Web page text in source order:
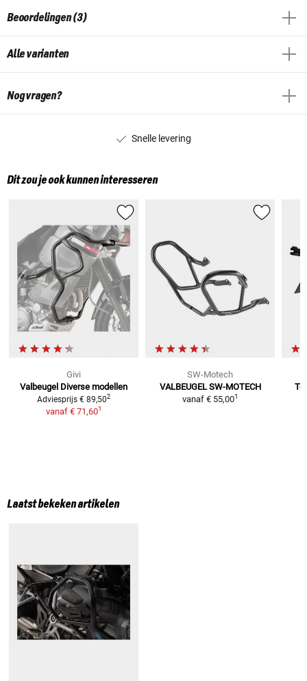
Beoordelingen (3)
Alle varianten
Nog vragen?
Snelle levering
Dit zou je ook kunnen interesseren
Givi
Valbeugel Diverse modellen
Adviesprijs € 89,502
vanaf € 71,601
SW-Motech
VALBEUGEL SW-MOTECH
vanaf € 55,001
Laatst bekeken artikelen